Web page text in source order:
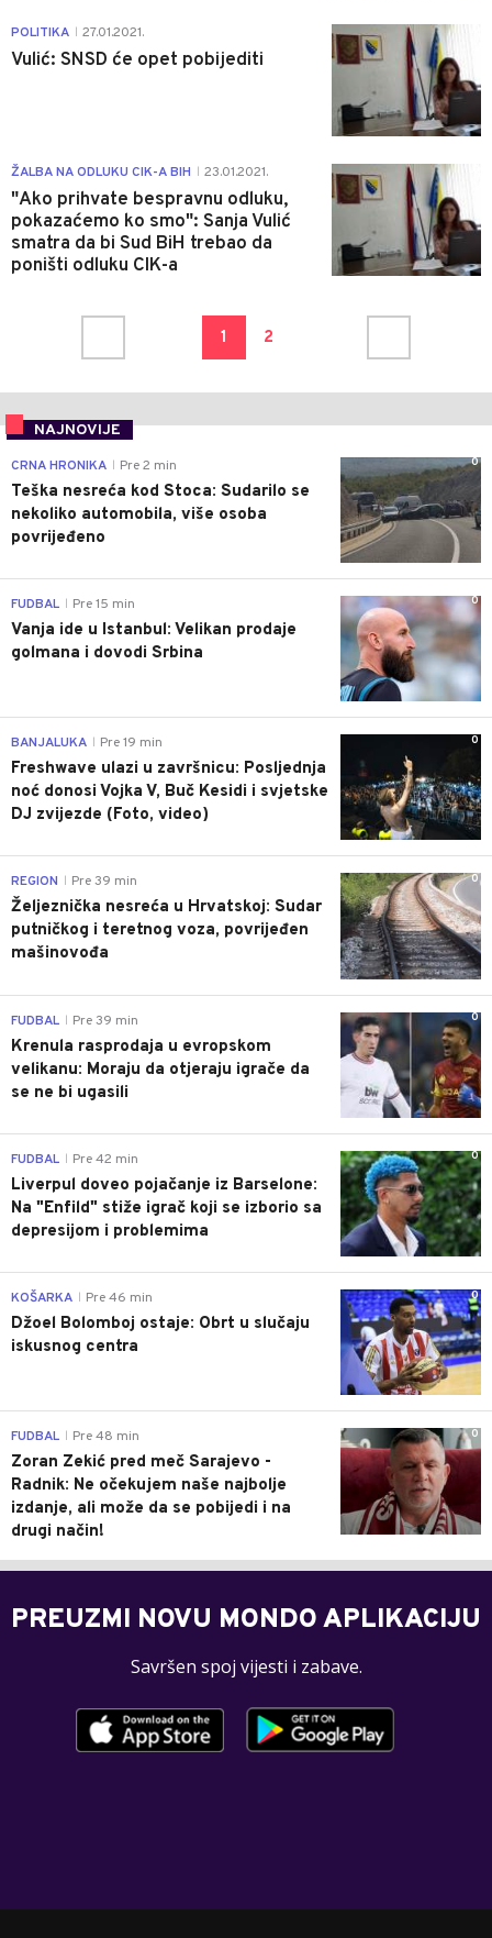
POLITIKA 27.01.2021.
Vulić: SNSD će opet pobijediti
ŽALBA NA ODLUKU CIK-A BIH 23.01.2021.
"Ako prihvate bespravnu odluku,
pokazaćemo ko smo": Sanja Vulić
smatra da bi Sud BiH trebao da
poništi odluku CIK-a
1 2
NAJNOVIJE
0
CRNA HRONIKA Pre 2 min
Teška nesreća kod Stoca: Sudarilo se
nekoliko automobila, više osoba
povrijeđeno
0
FUDBAL Pre 15 min
Vanja ide u Istanbul: Velikan prodaje
golmana i dovodi Srbina
0
BANJALUKA Pre 19 min
Freshwave ulazi u završnicu: Posljednja
noć donosi Vojka V, Buč Kesidi i svjetske
DJ zvijezde (Foto, video)
0
REGION Pre 39 min
Željeznička nesreća u Hrvatskoj: Sudar
putničkog i teretnog voza, povrijeđen
mašinovođa
0
FUDBAL Pre 39 min
Krenula rasprodaja u evropskom
velikanu: Moraju da otjeraju igrače da
se ne bi ugasili
0
FUDBAL Pre 42 min
Liverpul doveo pojačanje iz Barselone:
Na "Enfild" stiže igrač koji se izborio sa
depresijom i problemima
0
KOŠARKA Pre 46 min
Džoel Bolomboj ostaje: Obrt u slučaju
iskusnog centra
0
FUDBAL Pre 48 min
Zoran Zekić pred meč Sarajevo -
Radnik: Ne očekujem naše najbolje
izdanje, ali može da se pobijedi i na
drugi način!
PREUZMI NOVU MONDO APLIKACIJU
Savršen spoj vijesti i zabave.